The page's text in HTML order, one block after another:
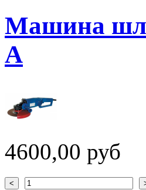
Машина
А
4600,00 руб